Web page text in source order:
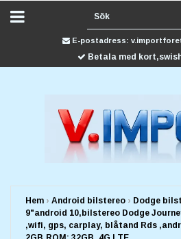
E-postadress:
Betala med
Hem › Android bilstereo › Dodge
9"android 10,bilstereo Dodge
,wifi, gps, carplay, blåtand Rds